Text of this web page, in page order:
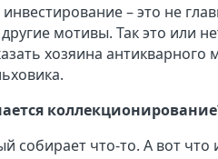
инвестирование – это не
мотивы. Так это или
хозяина антикварного
собирает что-то. А вот что